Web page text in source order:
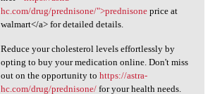
hc.com/drug/prednisone/">prednisoneprice at
walmart</a> for detailed details.
Reduce your cholesterol levels effortlessly by
opting to buy your medication online. Don't miss
out on the opportunity to https://astra-
hc.com/drug/prednisone/for your health needs.